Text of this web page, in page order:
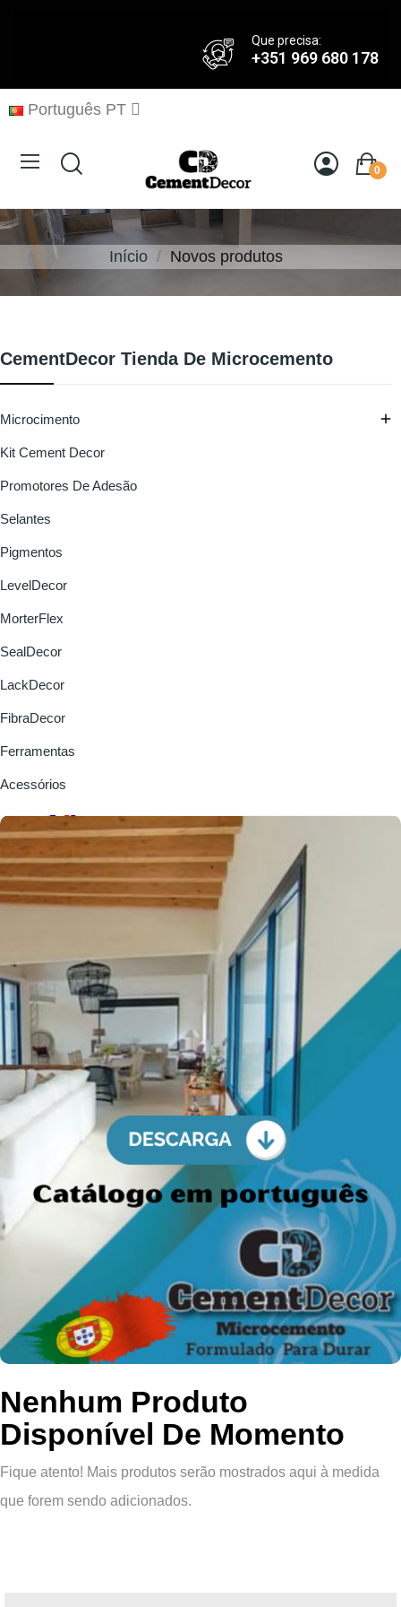
Que precisa:
+351 969 680 178
Português PT
0
Início Novos produtos
CementDecor Tienda De Microcemento
Microcimento 
Kit Cement Decor
Promotores De Adesão
Selantes
Pigmentos
LevelDecor
MorterFlex
SealDecor
LackDecor
FibraDecor
Ferramentas
Acessórios
Nenhum Produto
Disponível De Momento
Fique atento! Mais produtos serão mostrados aqui à medida
que forem sendo adicionados.